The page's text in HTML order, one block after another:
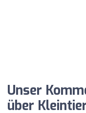
Unser
über